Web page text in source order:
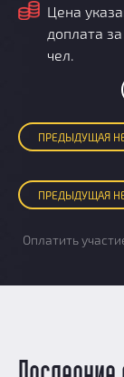
i
Цена
доплата
чел.
ПРЕДЫДУЩАЯ
ПРЕДЫДУЩАЯ
Оплатить